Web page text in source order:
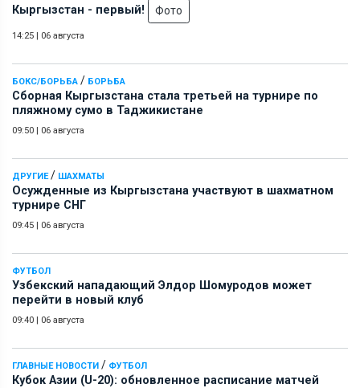
Кыргызстан - первый!
Фото
14:25 | 06 августа
БОКС/БОРЬБА / БОРЬБА
Сборная Кыргызстана стала третьей на турнире по
пляжному сумо в Таджикистане
09:50 | 06 августа
ДРУГИЕ/ ШАХМАТЫ
Осужденные из Кыргызстана участвуют в шахматном
турнире СНГ
09:45 | 06 августа
ФУТБОЛ
Узбекский нападающий Элдор Шомуродов может
перейти в новый клуб
09:40 | 06 августа
ГЛАВНЫЕ НОВОСТИ / ФУТБОЛ
Кубок Азии (U-20): обновленное расписание матчей